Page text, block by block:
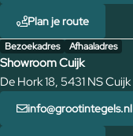
Plan je route
Bezoekadres Afhaaladres
Showroom Cuijk
De Hork 18, 5431 NS Cuijk
info@grootintegels.nl